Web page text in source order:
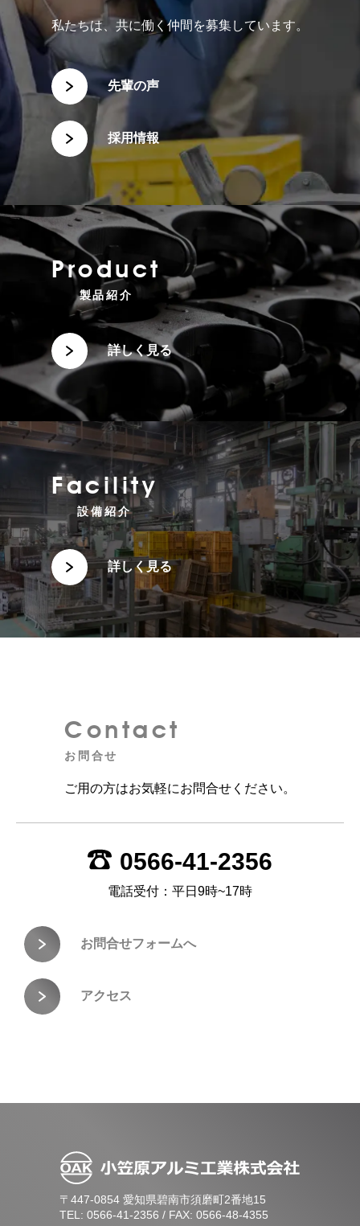
私たちは、共に働く仲間を募集しています。
先輩の声
採用情報
Product
製品紹介
詳しく見る
Facility
設備紹介
詳しく見る
Contact
お問合せ
ご用の方はお気軽にお問合せください。
0566-41-2356
電話受付： 平日9時~17時
お問合せフォームへ
アクセス
〒 447-0854 愛知県碧南市須磨町2番地15
TEL: 0566-41-2356 / FAX: 0566-48-4355